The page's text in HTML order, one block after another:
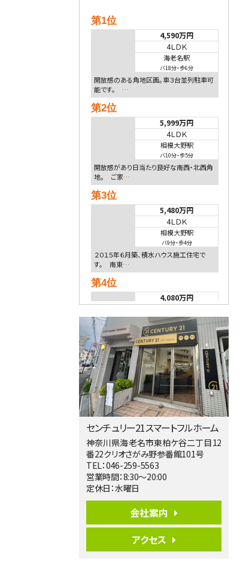
第1位
4,590万円
4ＬＤＫ
海老名駅
バ18分・歩6分
開放感のある角地区画。車３台並列駐車可
能です。 …
第2位
5,999万円
4ＬＤＫ
相模大野駅
バ10分・歩5分
開放感があり日当たり良好な南西・北西角
地。 ご家…
第3位
5,480万円
4ＬＤＫ
相模大野駅
バ9分・歩4分
２０１５年６月築、積水ハウス施工住宅で
す。 南東…
第4位
4,080万円
淵野辺駅
歩17分
南側道路に面しており日当たり良好。 キ
ッチンから…
第5位
3,680万円
4ＬＤＫ
橋本駅
バ19分・歩8分
開放感があり日当たり良好な南西・北西角
地区画。 …
第6位
3,680万円
4ＳＬＤＫ
リビングダイニング部分の床暖房完備 車
並列2台駐…
センチュリー21スマートフルホーム
神奈川県海老名市東柏ケ谷二丁目12
番22クリオさがみ野参番館101号
TEL：046-259-5563
営業時間：8:30～20:00
定休日：水曜日
会社案内
アクセス